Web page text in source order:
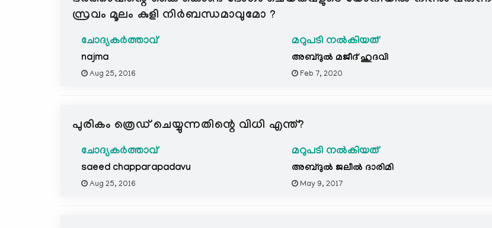
സ്രവം മൂലം കുളി നിര്‍ബന്ധമാവുമോ ?
ചോദ്യകർത്താവ്
najma
Aug 25, 2016
മറുപടി നൽകിയത്
അബ്ദുല്‍ മജീദ് ഹുദവി
Feb 7, 2020
പുരികം ത്രെഡ് ചെയ്യുന്നതിന്റെ വിധി എന്ത്?
ചോദ്യകർത്താവ്
saeed chapparapadavu
Aug 25, 2016
മറുപടി നൽകിയത്
അബ്ദുല്‍ ജലീല്‍ ദാരിമി
May 9, 2017